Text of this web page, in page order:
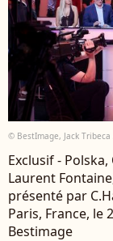
© BestImage, Jack
Exclusif -
Laurent
présenté par
Paris, France, le
Bestimage